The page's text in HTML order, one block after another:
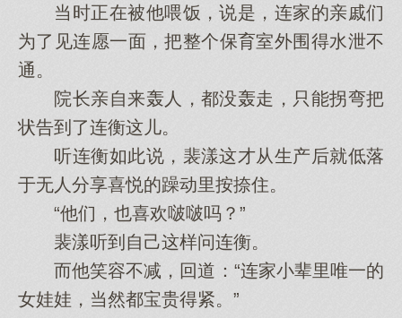
当时正在被他喂饭，说是，连家的亲戚们
为了见连愿一面，把整个保育室外围得水泄不
通。
院长亲自来轰人，都没轰走，只能拐弯把
状告到了连衡这儿。
听连衡如此说，裴漾这才从生产后就低落
于无人分享喜悦的躁动里按捺住。
“他们，也喜欢啵啵吗？”
裴漾听到自己这样问连衡。
而他笑容不减，回道：“连家小辈里唯一的
女娃娃，当然都宝贵得紧。”